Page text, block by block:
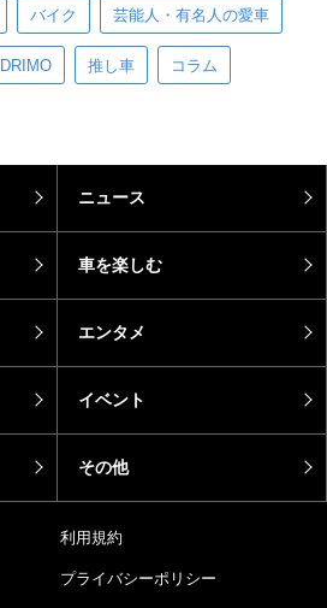
バイク 芸能人・有名人の愛車
DRIMO 推し車 コラム
ニュース
車を楽しむ
エンタメ
イベント
その他
利用規約
プライバシーポリシー